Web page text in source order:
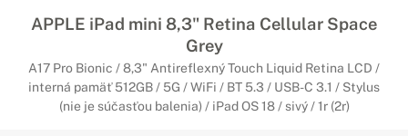
APPLE iPad mini 8,3" Retina Cellular Space
Grey
A17 Pro Bionic / 8,3" Antireflexný Touch Liquid Retina LCD /
interná pamäť 512GB / 5G / WiFi / BT 5.3 / USB-C 3.1 / Stylus
(nie je súčasťou balenia) / iPad OS 18 / sivý / 1r (2r)